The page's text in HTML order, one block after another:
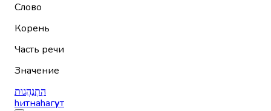
Слово
Корень
Часть речи
Значение
הִתְנַהֲגוּת
hитнаhагут